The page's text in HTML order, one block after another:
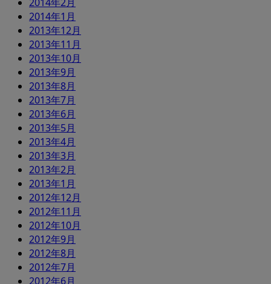
2014年1月
2013年12月
2013年11月
2013年10月
2013年9月
2013年8月
2013年7月
2013年6月
2013年5月
2013年4月
2013年3月
2013年2月
2013年1月
2012年12月
2012年11月
2012年10月
2012年9月
2012年8月
2012年7月
2012年6月